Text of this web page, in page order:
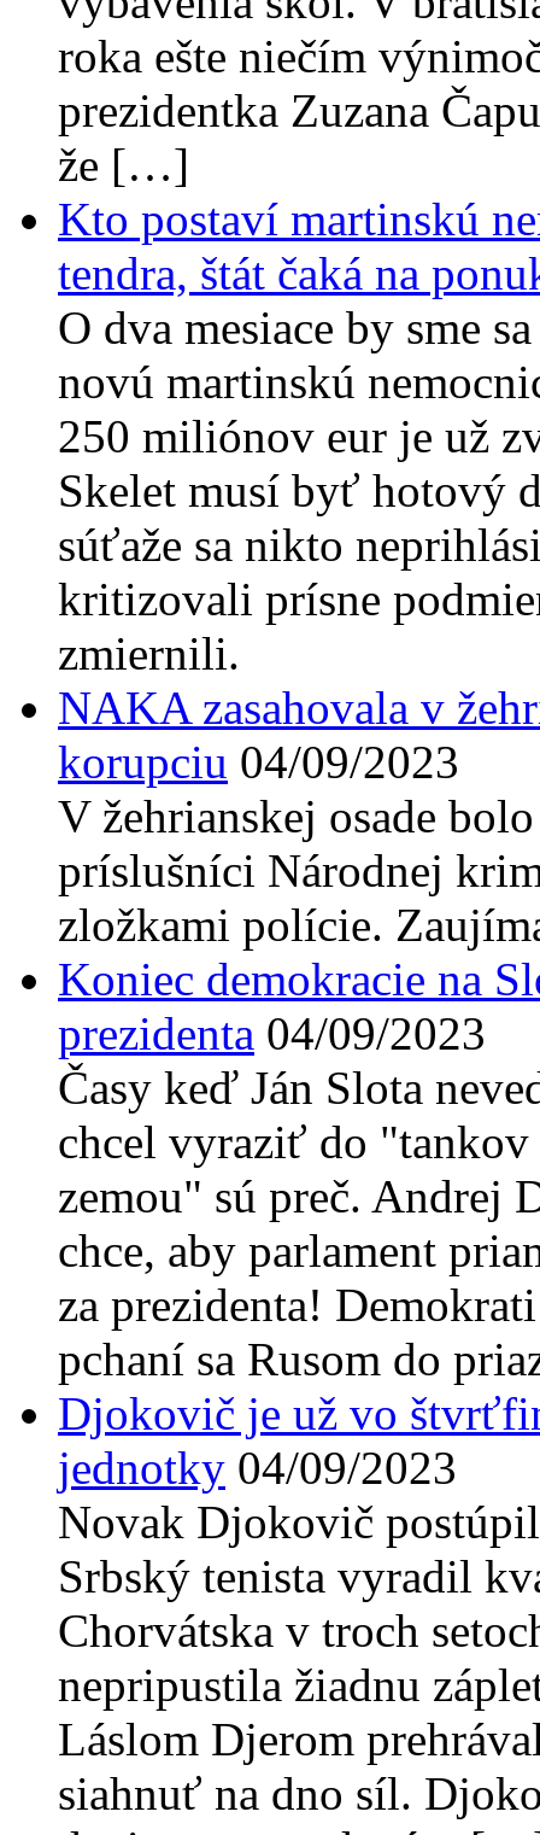
roka ešte niečím
prezidentka Zuzana
že […]
Kto postaví martinskú
tendra, štát čaká na
O dva mesiace by sme
novú martinskú
250 miliónov eur je už
Skelet musí byť hotový
súťaže sa nikto
kritizovali prísne
zmiernili.
NAKA zasahovala v
korupciu 04/09/2023
V žehrianskej osade
príslušníci Národnej
zložkami polície.
Koniec demokracie na
prezidenta 04/09/2023
Časy keď Ján Slota
chcel vyraziť do
zemou" sú preč. Andrej
chce, aby parlament
za prezidenta!
pchaní sa Rusom do
Djokovič je už vo
jednotky 04/09/2023
Novak Djokovič
Srbský tenista vyradil
Chorvátska v troch
nepripustila žiadnu
Láslom Djerom
siahnuť na dno síl.